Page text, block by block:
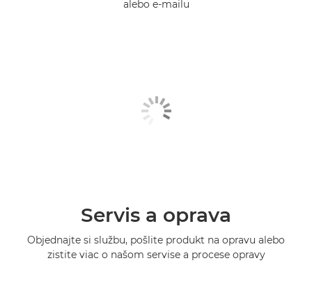
alebo e-mailu
Servis a oprava
Objednajte si službu, pošlite produkt na opravu alebo
zistite viac o našom servise a procese opravy